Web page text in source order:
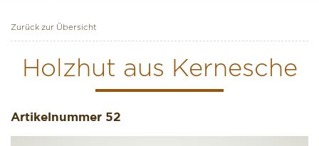
MEINE WERKE
AUSSTELLUNG & KURSE
ÜBER MICH
Zurück zur Übersicht
Holzhut aus Kernesche
Artikelnummer 52